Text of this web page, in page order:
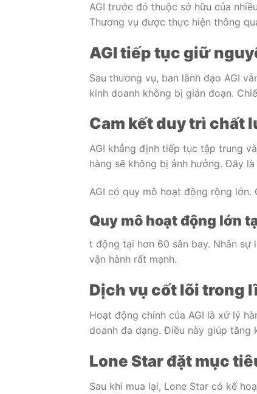
AGI trước đó thuộc sở hữu của
Thương vụ được thực hiện thông
AGI tiếp tục giữ
Sau thương vụ, ban lãnh đạo AGI
kinh doanh không bị gián đoạn.
Cam kết duy trì chất
AGI khẳng định tiếp tục tập trung
hàng sẽ không bị ảnh hưởng. Đây
AGI có quy mô hoạt động rộng lớn.
Quy mô hoạt động lớn
t động tại hơn 60 sân bay. Nhân
vận hành rất mạnh.
Dịch vụ cốt lõi trong
Hoạt động chính của AGI là xử lý
doanh đa dạng. Điều này giúp tăng
Lone Star đặt mục
Sau khi mua lại, Lone Star có kế